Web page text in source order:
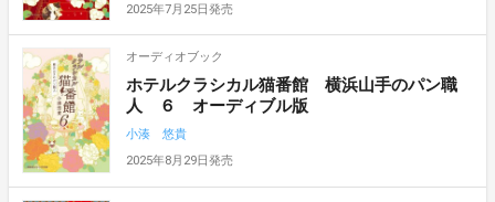
2025年7月25日発売
オーディオブック
ホテルクラシカル猫番館 横浜山手のパン職
人 ６ オーディブル版
小湊 悠貴
2025年8月29日発売